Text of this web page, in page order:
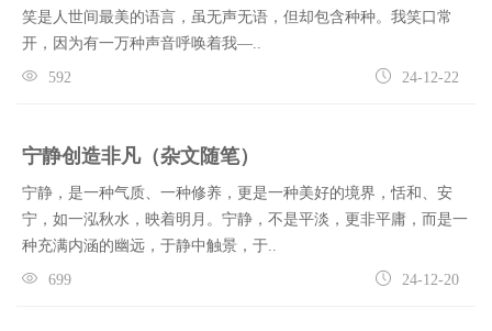
笑是人世间最美的语言，虽无声无语，但却包含种种。我笑口常
开，因为有一万种声音呼唤着我—..
592 24-12-22
宁静创造非凡（杂文随笔）
宁静，是一种气质、一种修养，更是一种美好的境界，恬和、安
宁，如一泓秋水，映着明月。宁静，不是平淡，更非平庸，而是一
种充满内涵的幽远，于静中触景，于..
699 24-12-20